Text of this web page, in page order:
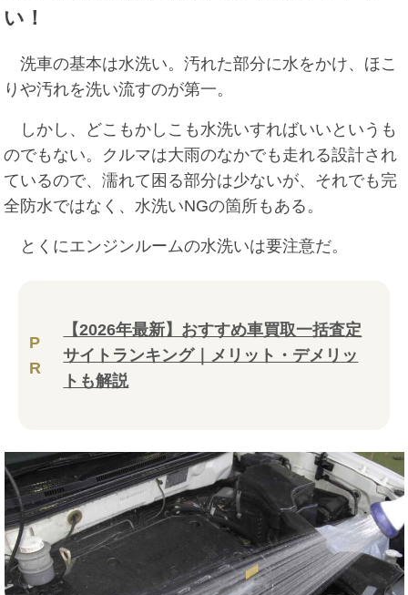
い！
洗車の基本は水洗い。汚れた部分に水をかけ、ほこ
りや汚れを洗い流すのが第一。
しかし、どこもかしこも水洗いすればいいというも
のでもない。クルマは大雨のなかでも走れる設計され
ているので、濡れて困る部分は少ないが、それでも完
全防水ではなく、水洗いNGの箇所もある。
とくにエンジンルームの水洗いは要注意だ。
P
R
【2026年最新】おすすめ車買取一括査定
サイトランキング｜メリット・デメリッ
トも解説